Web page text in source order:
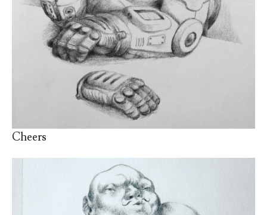
Cheers